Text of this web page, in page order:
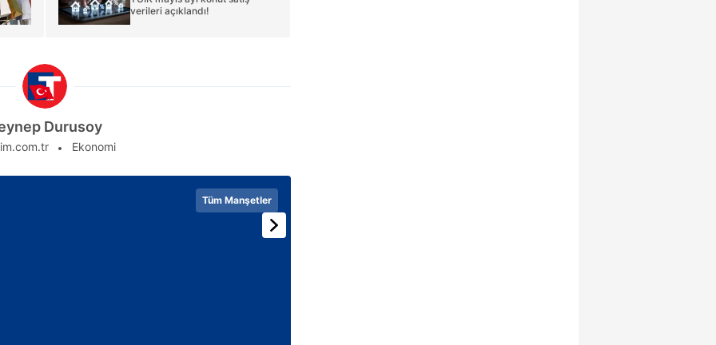
verileri açıklandı!
Durusoy
Ekonomi
Tüm Manşetler